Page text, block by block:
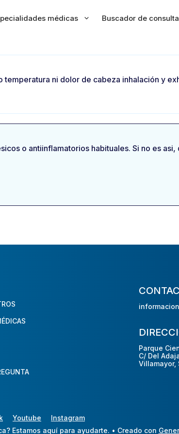
médicas Buscador de
temperatura ni dolor de cabeza inhalación y
o antiinflamatorios habituales. Si no es
Parque
C/ Del
Villamayor,
Youtube
Instagram
Estamos aquí para ayudarte. • Creado con